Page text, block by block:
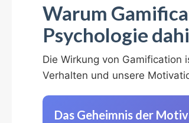
Warum
Psychologie
Die Wirkung von
Verhalten und unsere
Das Geheimnis der